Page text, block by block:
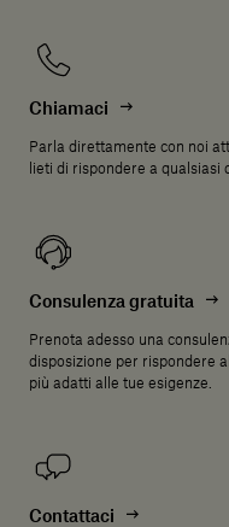
Chiamaci
Parla direttamente con noi
lieti di rispondere a qualsiasi
Consulenza gratuita
Prenota adesso una
disposizione per rispondere
più adatti alle tue esigenze.
Contattaci